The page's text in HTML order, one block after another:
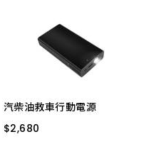
汽柴油救車行動電源
$2,680
$2,680